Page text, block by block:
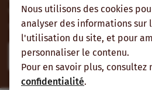
Nous utilisons des cookies
analyser des informations sur
l'utilisation du site, et pour
personnaliser le contenu.
Pour en savoir plus, consultez
confidentialité.
Vous pouvez aussi vous abonner
suivre sur les réseaux sociaux.